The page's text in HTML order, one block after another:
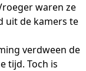
waren ze
uit de kamers te
verdween de
tijd. Toch is